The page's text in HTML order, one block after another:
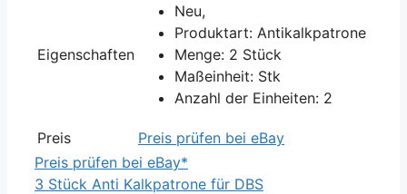
Eigenschaften
Neu,
Produktart: Antikalkpatrone
Menge: 2 Stück
Maßeinheit: Stk
Anzahl der Einheiten: 2
Preis
Preis prüfen bei eBay
Preis prüfen bei eBay*
3 Stück Anti Kalkpatrone für DBS